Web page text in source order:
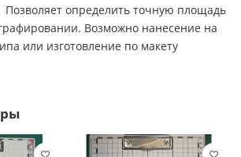
Позволяет определить точную площадь
Возможно нанесение на
или изготовление по макету